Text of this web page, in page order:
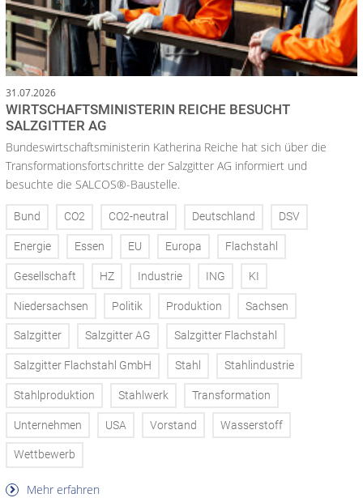
31.07.2026
WIRTSCHAFTSMINISTERIN REICHE BESUCHT
SALZGITTER AG
Bundeswirtschaftsministerin Katherina Reiche hat sich über die
Transformationsfortschritte der Salzgitter AG informiert und
besuchte die SALCOS®-Baustelle.
Bund CO2 CO2-neutral Deutschland DSV
Energie Essen EU Europa Flachstahl
Gesellschaft HZ Industrie ING KI
Niedersachsen Politik Produktion Sachsen
Salzgitter Salzgitter AG Salzgitter Flachstahl
Salzgitter Flachstahl GmbH Stahl Stahlindustrie
Stahlproduktion Stahlwerk Transformation
Unternehmen USA Vorstand Wasserstoff
Wettbewerb
Mehr erfahren